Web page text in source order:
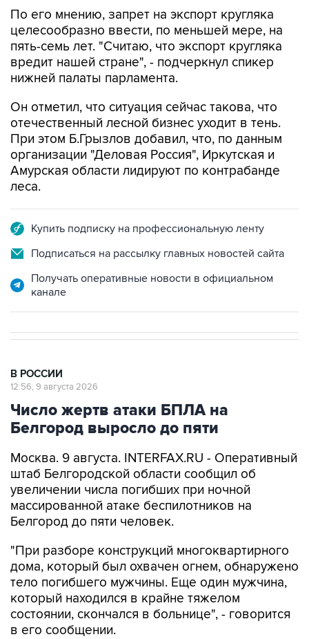
По его мнению, запрет на экспорт кругляка
целесообразно ввести, по меньшей мере, на
пять-семь лет. "Считаю, что экспорт кругляка
вредит нашей стране", - подчеркнул спикер
нижней палаты парламента.
Он отметил, что ситуация сейчас такова, что
отечественный лесной бизнес уходит в тень.
При этом Б.Грызлов добавил, что, по данным
организации "Деловая Россия", Иркутская и
Амурская области лидируют по контрабанде
леса.
Купить подписку на профессиональную ленту
Подписаться на рассылку главных новостей сайта
Получать оперативные новости в официальном
канале
В РОССИИ
12:56, 9 августа 2026
Число жертв атаки БПЛА на
Белгород выросло до пяти
Москва. 9 августа. INTERFAX.RU - Оперативный
штаб Белгородской области сообщил об
увеличении числа погибших при ночной
массированной атаке беспилотников на
Белгород до пяти человек.
"При разборе конструкций многоквартирного
дома, который был охвачен огнем, обнаружено
тело погибшего мужчины. Еще один мужчина,
который находился в крайне тяжелом
состоянии, скончался в больнице", - говорится
в его сообщении.